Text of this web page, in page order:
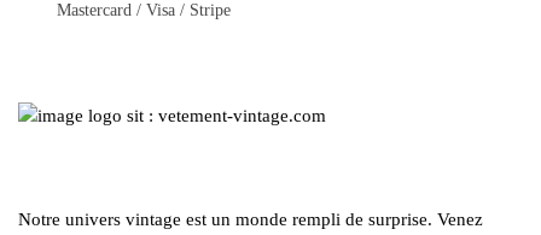
produit
Mastercard / Visa / Stripe
Notre univers vintage est un monde rempli de surprise. Venez